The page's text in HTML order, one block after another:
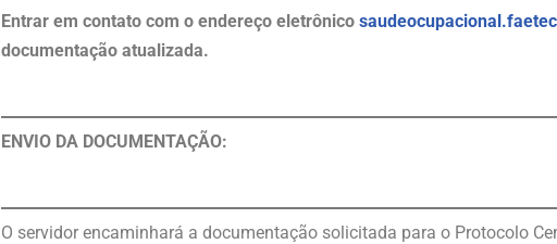
Entrar em contato com o endereço eletrônico
documentação atualizada.
ENVIO DA DOCUMENTAÇÃO:
O servidor encaminhará a documentação solicitada para o Protocolo